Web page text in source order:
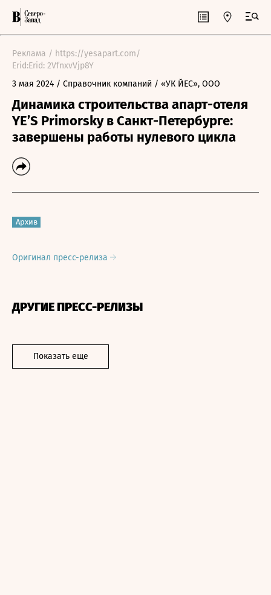
Реклама / https://yesapart.com/
Erid:Erid: 2VfnxvVjp8Y
3 мая 2024 / Справочник компаний / «УК ЙЕС», ООО
Динамика строительства апарт-отеля
YE’S Primorsky в Санкт-Петербурге:
завершены работы нулевого цикла
Архив
Оригинал пресс-релиза
ДРУГИЕ ПРЕСС-РЕЛИЗЫ
Показать еще